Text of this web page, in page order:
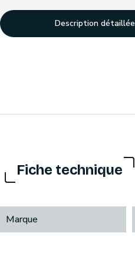
Description détaillée
Fiche technique
Marque